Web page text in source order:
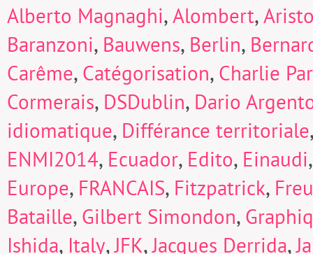
Alberto Magnaghi,Alombert,
Baranzoni, Bauwens, Berlin,
Carême, Catégorisation, Charlie
Cormerais, DSDublin, Dario
idiomatique, Différance territoriale
ENMI2014, Ecuador, Edito, Einaudi
Europe, FRANCAIS, Fitzpatrick,
Bataille, Gilbert Simondon,
Ishida, Italy,JFK,Jacques Derrida,